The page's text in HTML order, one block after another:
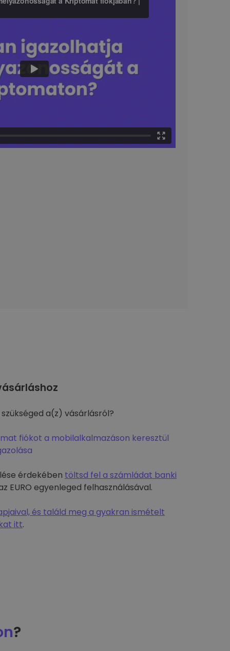
a(z) vásárlásról?
fiókot a mobilalkalmazáson keresztül
érdekében töltsd fel a számládat banki
EURO egyenleged felhasználásával.
és találd meg a gyakran ismételt
itt.
?